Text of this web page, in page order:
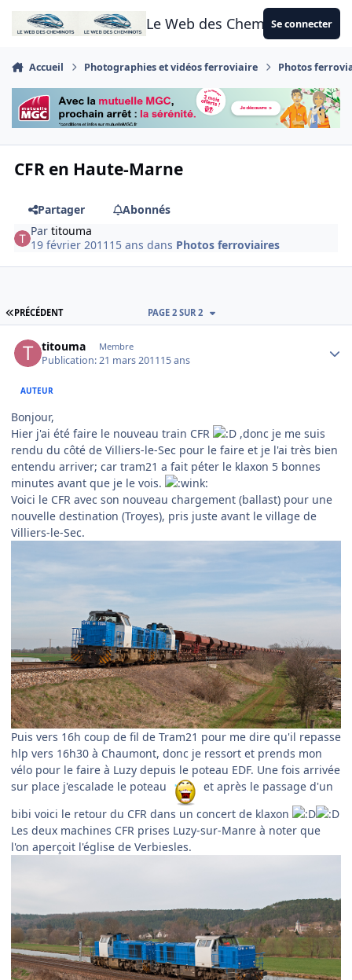
Aller au contenu
Le Web des CheminotsSe connecter
Accueil Photographies et vidéos ferroviaire Photos
CFR en Haute-Marne
Partager
Abonnés
Partitouma
19 février 2011 15 ans dans Photos ferroviaires
PREMIÈRE PAGE
PRÉCÉDENT PAGE 2 SUR 2
titouma Membre
Publication:21 mars 201115 ans
AUTEUR
Bonjour,
Hier j'ai été faire le nouveau train CFR
,donc je me suis
rendu du côté de Villiers-le-Sec pour le faire et je l'ai très bien
entendu arriver; car tram21 a fait péter le klaxon 5 bonnes
minutes avant que je le vois.
Voici le CFR avec son nouveau chargement (ballast) pour une
nouvelle destination (Troyes), pris juste avant le village de
Villiers-le-Sec.
Puis vers 16h coup de fil de Tram21 pour me dire qu'il repasse
hlp vers 16h30 à Chaumont, donc je ressort et prends mon
vélo pour le faire à Luzy depuis le poteau EDF. Une fois arrivée
sur place j'escalade le poteau
et après le passage d'un
bibi voici le retour du CFR dans un concert de klaxon
Les deux machines CFR prises Luzy-sur-Manre à noter que
l'on aperçoit l'église de Verbiesles.